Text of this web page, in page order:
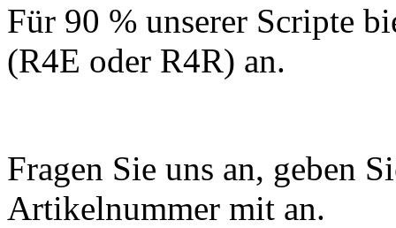
Für 90 % unserer Scripte
(R4E oder R4R) an.
Fragen Sie uns an, geben
Artikelnummer mit an.